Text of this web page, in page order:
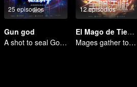
25 episodios
Gun god
A shot to seal God, this is our battle!
12 episodios
El Mago de Tiempo Completo Temporada 3
Mages gather together to face the monsters